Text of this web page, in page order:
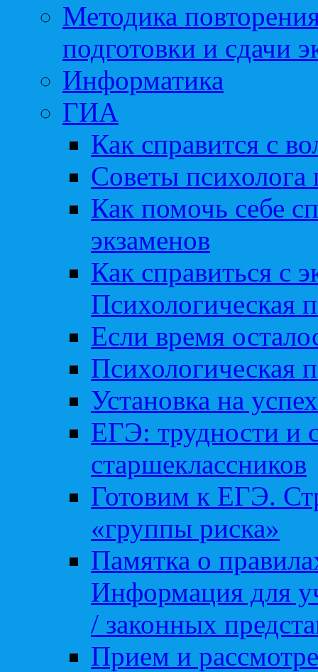
Методика
подготовки и сдачи
Информатика
ГИА
Как справится с
Советы
Как помочь себе
экзаменов
Как справиться с
Психологическая
Если время
Психологическая
Установка на успех
ЕГЭ: трудности и
старшеклассников
Готовим к ЕГЭ.
«группы риска»
Памятка о
Информация для
/ законных
Прием и